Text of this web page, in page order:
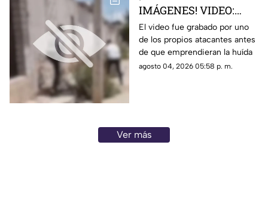
IMÁGENES! VIDEO:
Graban el momento
exacto en que hombres
armados disparan
contra un domicilio en
El video fue grabado por uno
de los propios atacantes antes
de que emprendieran la huída
agosto 04, 2026 05:58 p. m.
Ver más